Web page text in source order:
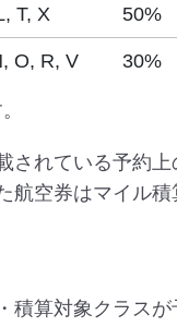
T, X 50%
O, R, V 30%
されている予約
空券はマイル積
積算対象クラス